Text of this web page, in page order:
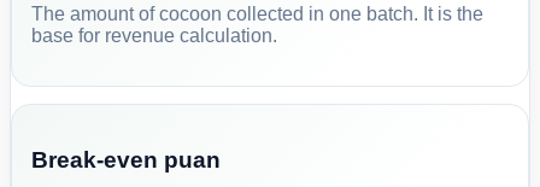
The amount of cocoon collected in one batch. It is the
base for revenue calculation.
Break-even puan